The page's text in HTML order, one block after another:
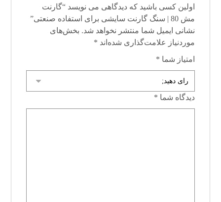
اولین کسی باشید که دیدگاهی می نویسد “گارنت
مش 80 | سنگ گارنت سایشی برای استفاده صنعتی”
نشانی ایمیل شما منتشر نخواهد شد. بخش‌های
موردنیاز علامت‌گذاری شده‌اند *
امتیاز شما *
دیدگاه شما *